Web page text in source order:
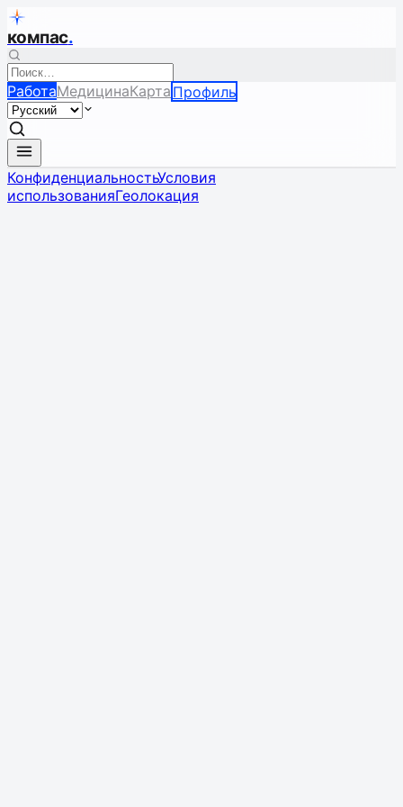
компас.
РаботаМедицинаКарта Профиль
КонфиденциальностьУсловия
использованияГеолокация